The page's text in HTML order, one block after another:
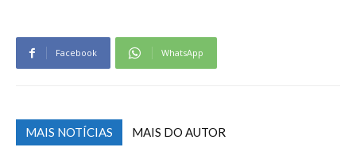
Facebook WhatsApp
MAIS NOTÍCIAS MAIS DO AUTOR